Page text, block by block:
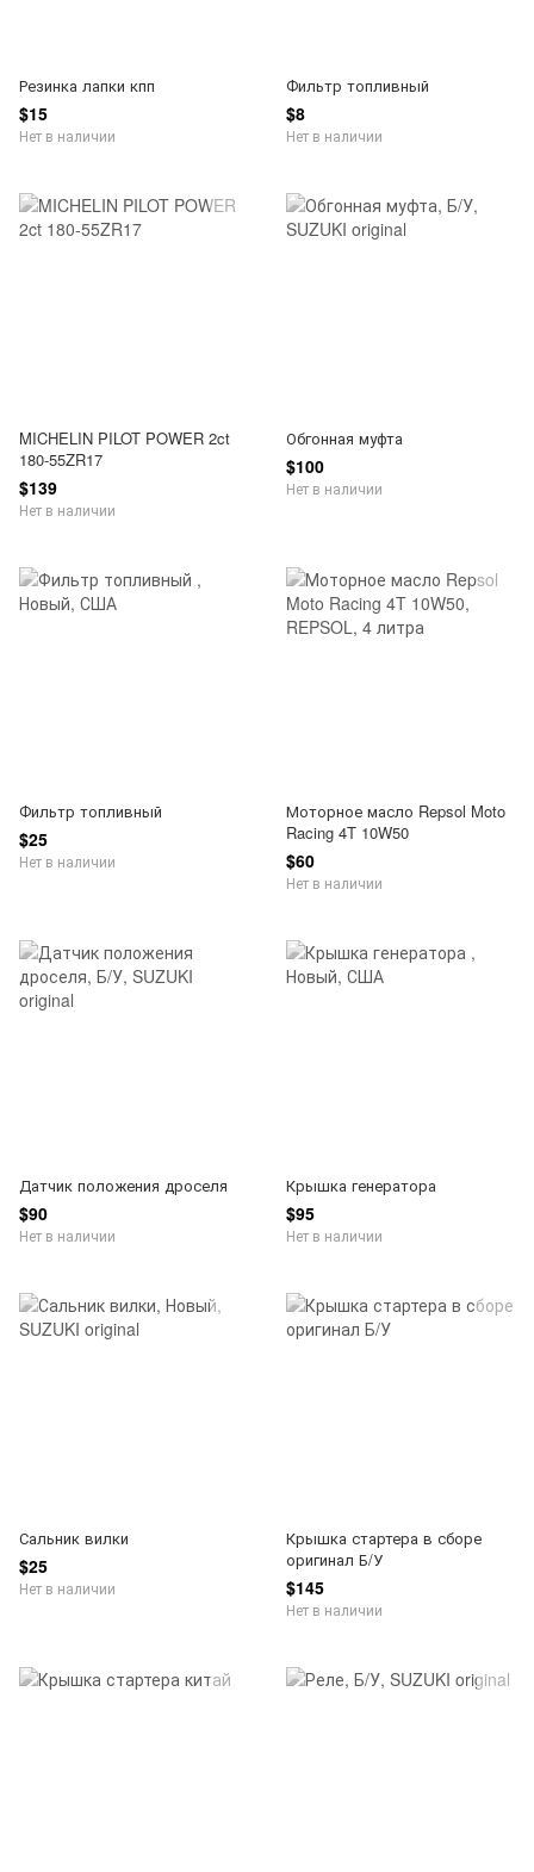
Резинка лапки кпп
$15
Нет в наличии
Фильтр топливный
$8
Нет в наличии
MICHELIN PILOT POWER 2ct
180-55ZR17
$139
Нет в наличии
Обгонная муфта
$100
Нет в наличии
Фильтр топливный
$25
Нет в наличии
Моторное масло Repsol Moto
Racing 4T 10W50
$60
Нет в наличии
Датчик положения дроселя
$90
Нет в наличии
Крышка генератора
$95
Нет в наличии
Сальник вилки
$25
Нет в наличии
Крышка стартера в сборе
оригинал Б/У
$145
Нет в наличии